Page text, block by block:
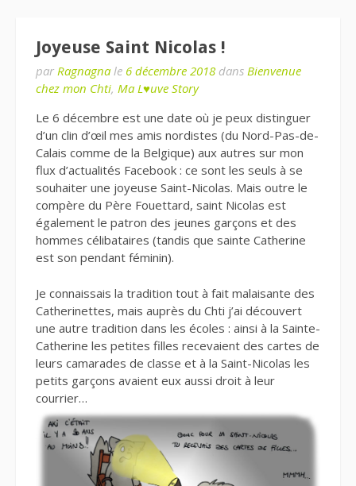
Joyeuse Saint Nicolas !
par Ragnagna le 6 décembre 2018 dans Bienvenue
chez mon Chti, Ma L♥uve Story
Le 6 décembre est une date où je peux distinguer
d’un clin d’œil mes amis nordistes (du Nord-Pas-de-
Calais comme de la Belgique) aux autres sur mon
flux d’actualités Facebook : ce sont les seuls à se
souhaiter une joyeuse Saint-Nicolas. Mais outre le
compère du Père Fouettard, saint Nicolas est
également le patron des jeunes garçons et des
hommes célibataires (tandis que sainte Catherine
est son pendant féminin).
Je connaissais la tradition tout à fait malaisante des
Catherinettes, mais auprès du Chti j’ai découvert
une autre tradition dans les écoles : ainsi à la Sainte-
Catherine les petites filles recevaient des cartes de
leurs camarades de classe et à la Saint-Nicolas les
petits garçons avaient eux aussi droit à leur
courrier…